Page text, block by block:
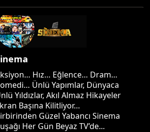
Hız… Eğlence… Dram…
Ünlü Yapımlar, Dünyaca
Yıldızlar, Akıl Almaz Hikayeler
Başına Kilitliyor…
Güzel Yabancı Sinema
Her Gün Beyaz TV’de...